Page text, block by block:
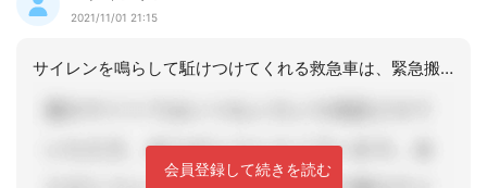
2021/11/01 21:15
サイレンを鳴らして駈けつけてくれる救急車は、緊急搬送が必要な方を運ぶものだと思っ
会員登録して続きを読む